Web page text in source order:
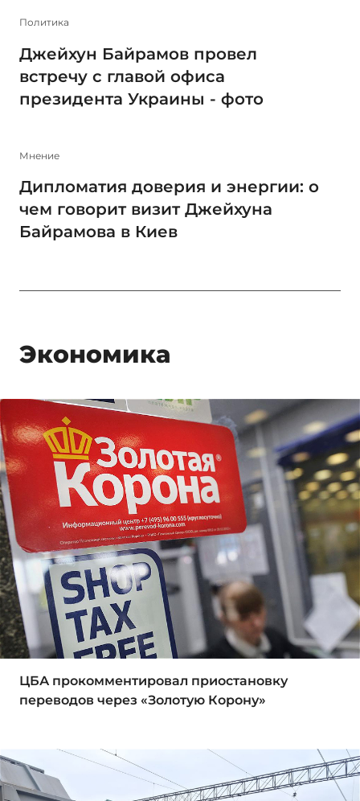
Политика
Джейхун Байрамов провел
встречу с главой офиса
президента Украины - фото
Мнение
Дипломатия доверия и энергии: о
чем говорит визит Джейхуна
Байрамова в Киев
Экономика
ЦБА прокомментировал приостановку
переводов через «Золотую Корону»